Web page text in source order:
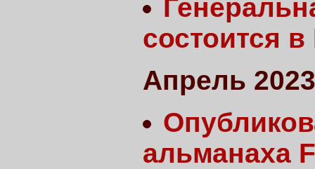
состоится
Апрель 2023
альманаха